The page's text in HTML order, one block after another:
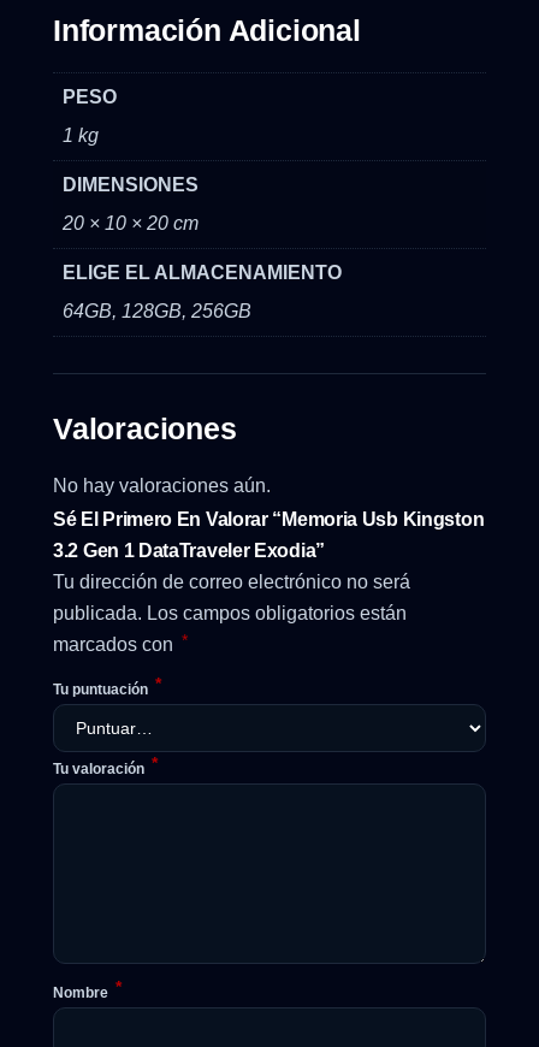
Información Adicional
PESO
1 kg
DIMENSIONES
20 × 10 × 20 cm
ELIGE EL ALMACENAMIENTO
64GB, 128GB, 256GB
Valoraciones
No hay valoraciones aún.
Sé El Primero En Valorar “Memoria Usb Kingston
3.2 Gen 1 DataTraveler Exodia”
Tu dirección de correo electrónico no será
publicada. Los campos obligatorios están
marcados con *
Tu puntuación *
Tu valoración *
Nombre *